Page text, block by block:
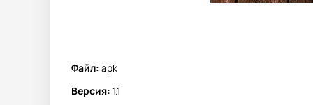
Файл: apk
Версия: 1.1